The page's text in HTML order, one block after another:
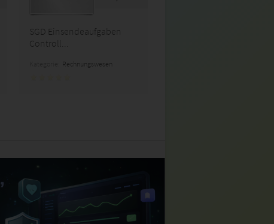
SGD Einsendeaufgaben
Controll...
Rechnungswesen